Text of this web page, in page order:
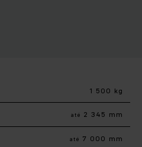
1 500 kg
até 2 345 mm
até 7 000 mm